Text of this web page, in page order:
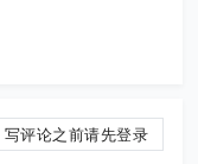
写评论之前请先登录